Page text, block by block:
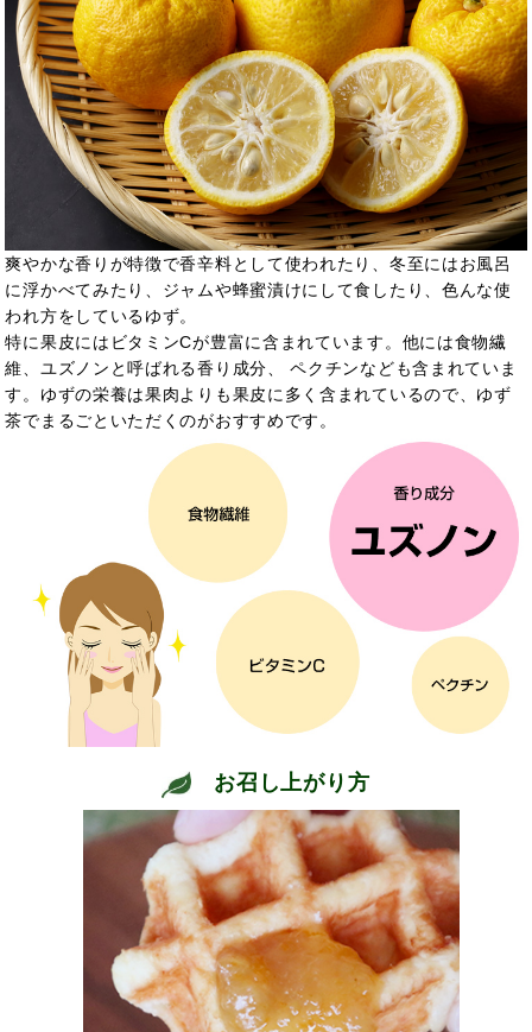
爽やかな香りが特徴で香辛料として使われたり、冬至にはお風呂
に浮かべてみたり、ジャムや蜂蜜漬けにして食したり、色んな使
われ方をしているゆず。
特に果皮にはビタミンCが豊富に含まれています。他には食物繊
維、ユズノンと呼ばれる香り成分、
ペクチンなども含まれていま
す。ゆずの栄養は果肉よりも果皮に多く含まれているので、ゆず
茶でまるごといただくのがおすすめです。
お召し上がり方